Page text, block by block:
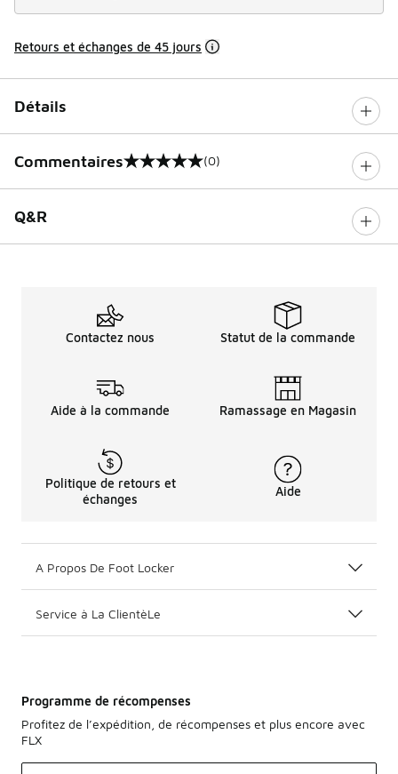
Retours et échanges de 45 jours
Détails
Commentaires
0 sur 5 notes (0)
Q&R
Contactez nous Statut de la commande
Aide à la commande Ramassage en Magasin
Politique de retours et
échanges
Aide
A Propos De Foot Locker
Service à La ClientèLe
Programme de récompenses
Profitez de l’expédition, de récompenses et plus encore avec
FLX